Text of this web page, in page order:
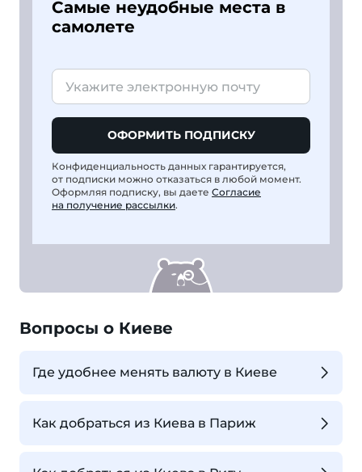
Самые неудобные места в
самолете
ОФОРМИТЬ ПОДПИСКУ
Конфиденциальность данных гарантируется,
от подписки можно отказаться в любой момент.
Оформляя подписку, вы даете Согласие
на получение рассылки.
Вопросы о Киеве
Где удобнее менять валюту в Киеве
Как добраться из Киева в Париж